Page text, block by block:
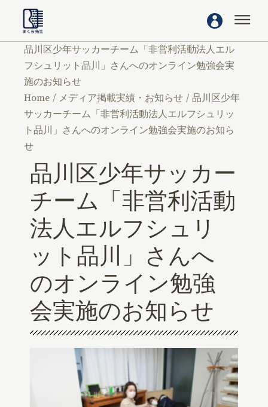
品川区少年サッカーチーム「非営利活動法人エル
フシュリット品川」さんへのオンライン勉強会実
施のお知らせ
Home
メディア掲載実績・お知らせ
品川区少年
サッカーチーム「非営利活動法人エルフシュリッ
ト品川」さんへのオンライン勉強会実施のお知ら
せ
品川区少年サッカー
チーム「非営利活動
法人エルフシュリ
ット品川」さんへ
のオンライン勉強
会実施のお知らせ